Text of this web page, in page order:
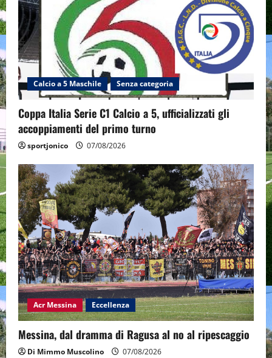
Calcio a 5 Maschile Senza categoria
Coppa Italia Serie C1 Calcio a 5, ufficializzati gli
accoppiamenti del primo turno
sportjonico 07/08/2026
Acr Messina Eccellenza
Messina, dal dramma di Ragusa al no al ripescaggio
Di Mimmo Muscolino 07/08/2026